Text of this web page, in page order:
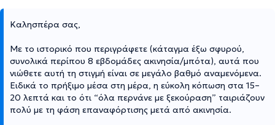
Καλησπέρα σας,
Με το ιστορικό που περιγράφετε (κάταγμα έξω σφυρού,
συνολικά περίπου 8 εβδομάδες ακινησία/μπότα), αυτά που
νιώθετε αυτή τη στιγμή είναι σε μεγάλο βαθμό αναμενόμενα.
Ειδικά το πρήξιμο μέσα στη μέρα, η εύκολη κόπωση στα 15–
20 λεπτά και το ότι “όλα περνάνε με ξεκούραση” ταιριάζουν
πολύ με τη φάση επαναφόρτισης μετά από ακινησία.